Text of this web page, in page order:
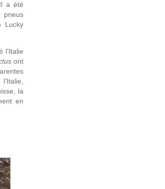
a été
pneus
Lucky
l’Italie
ont
la
en